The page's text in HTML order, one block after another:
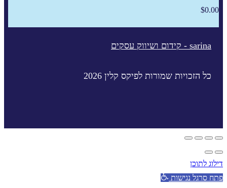
$0.00
sarina - קידום ושיווק עסקים
כל הזכויות שמורות לפיקס קלין 2026
דילוג לתוכן
פתח סרגל נגישות